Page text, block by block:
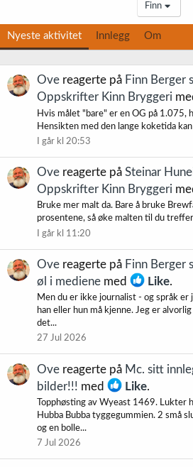
Finn
Nyeste aktivitet Innlegg Om
Ove reagerte på Finn Berger
Oppskrifter Kinn Bryggeri
Hvis målet "bare" er en OG på 1.075,
Hensikten med den lange koketida
I går kl 20:53
Ove reagerte på Steinar
Oppskrifter Kinn Bryggeri
Bruke mer malt da. Bare å bruke
prosentene, så øke malten til du
I går kl 11:20
Ove reagerte på Finn Berger
øl i mediene med Like.
Men du er ikke journalist - og språk
han eller hun må kjenne. Jeg er
det...
27 Jul 2026
Ove reagerte på Mc. sitt
bilder!!! med Like.
Topphøsting av Wyeast 1469. Lukter
Hubba Bubba tyggegummien. 2 små
og en bolle...
7 Jul 2026